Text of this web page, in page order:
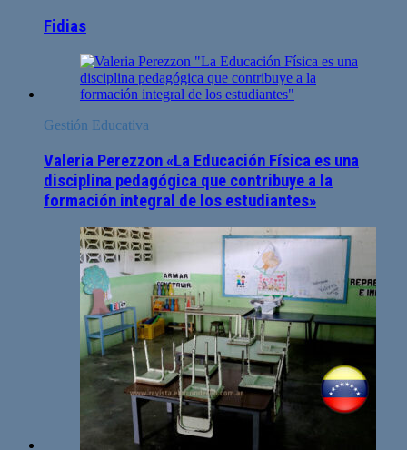
Fidias
Gestión Educativa
Valeria Perezzon «La Educación Física es una
disciplina pedagógica que contribuye a la
formación integral de los estudiantes»